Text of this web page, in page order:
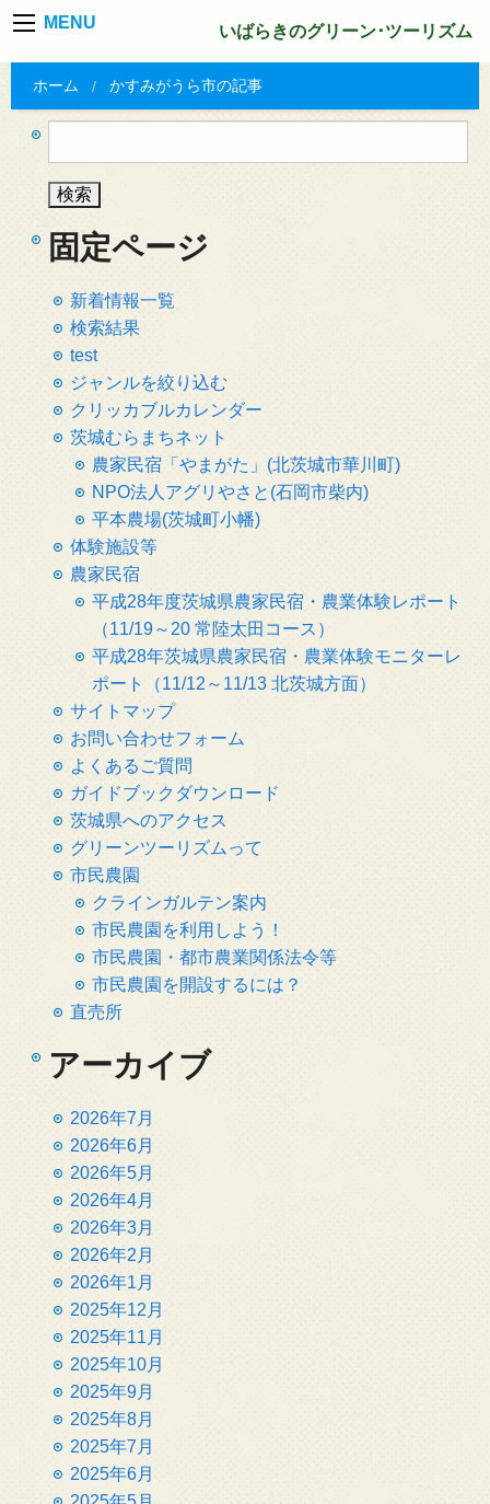
MENU いばらきのグリーン･ツーリズム
ホーム かすみがうら市の記事
索:
固定ページ
新着情報一覧
検索結果
test
ジャンルを絞り込む
クリッカブルカレンダー
茨城むらまちネット
農家民宿「やまがた」(北茨城市華川町)
NPO法人アグリやさと(石岡市柴内)
平本農場(茨城町小幡)
体験施設等
農家民宿
平成28年度茨城県農家民宿・農業体験レポート
（11/19～20 常陸太田コース）
平成28年茨城県農家民宿・農業体験モニターレ
ポート（11/12～11/13 北茨城方面）
サイトマップ
お問い合わせフォーム
よくあるご質問
ガイドブックダウンロード
茨城県へのアクセス
グリーンツーリズムって
市民農園
クラインガルテン案内
市民農園を利用しよう！
市民農園・都市農業関係法令等
市民農園を開設するには？
直売所
アーカイブ
2026年7月
2026年6月
2026年5月
2026年4月
2026年3月
2026年2月
2026年1月
2025年12月
2025年11月
2025年10月
2025年9月
2025年8月
2025年7月
2025年6月